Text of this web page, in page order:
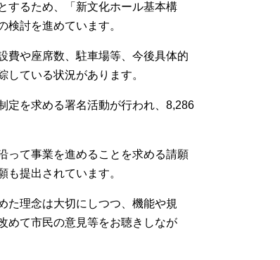
するため、「新文化ホール基本構
討を進めています。
費や座席数、駐車場等、今後具体的
ている状況があります。
定を求める署名活動が行われ、8,286
って事業を進めることを求める請願
提出されています。
た理念は大切にしつつ、機能や規
めて市民の意見等をお聴きしなが